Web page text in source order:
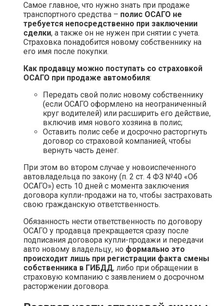
Самое главное, что нужно знать при продаже
транспортного средства – полис ОСАГО не
требуется непосредственно при заключении
сделки, а также он не нужен при снятии с учета.
Страховка понадобится новому собственнику на
его имя после покупки.
Как продавцу можно поступать со страховкой
ОСАГО при продаже автомобиля:
Передать свой полис новому собственнику
(если ОСАГО оформлено на неограниченный
круг водителей) или расширить его действие,
включив имя нового хозяина в полис;
Оставить полис себе и досрочно расторгнуть
договор со страховой компанией, чтобы
вернуть часть денег.
При этом во втором случае у новоиспеченного
автовладельца по закону (п. 2 ст. 4 ФЗ №40 «Об
ОСАГО») есть 10 дней с момента заключения
договора купли-продажи на то, чтобы застраховать
свою гражданскую ответственность.
Обязанность нести ответственность по договору
ОСАГО у продавца прекращается сразу после
подписания договора купли-продажи и передачи
авто новому владельцу, но формально это
происходит лишь при регистрации факта смены
собственника в ГИБДД, либо при обращении в
страховую компанию с заявлением о досрочном
расторжении договора.